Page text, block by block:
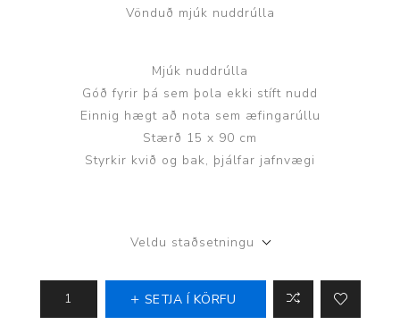
Vönduð mjúk nuddrúlla
Mjúk nuddrúlla
Góð fyrir þá sem þola ekki stíft nudd
Einnig hægt að nota sem æfingarúllu
Stærð 15 x 90 cm
Styrkir kvið og bak, þjálfar jafnvægi
Veldu staðsetningu
SETJA Í KÖRFU